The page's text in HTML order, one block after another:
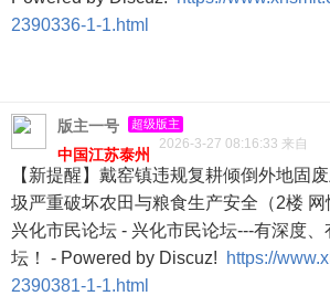
2390336-1-1.html
版主一号 超级版主
2026-3-27 08:16:33 来自
中国江苏泰州
【新提醒】戴窑镇违规复耕倾倒外地固
圾严重破坏农田与粮食生产安全（2楼
兴化市民论坛 - 兴化市民论坛---有深度
坛！ - Powered by Discuz!
https://
2390381-1-1.html